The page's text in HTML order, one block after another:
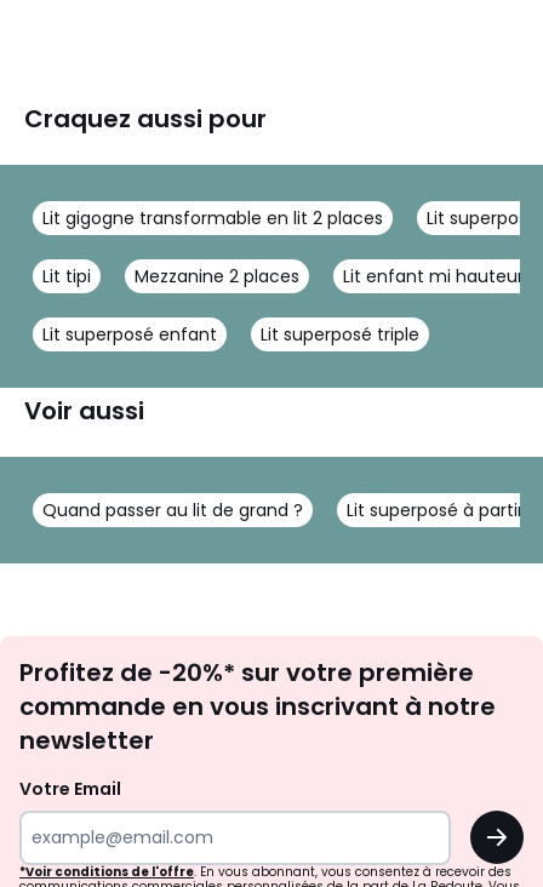
Craquez aussi pour
Lit gigogne transformable en lit 2 places Lit
Lit tipi Mezzanine 2 places Lit enfant mi hauteur
Lit superposé enfant Lit superposé triple
Voir aussi
Quand passer au lit de grand ? Lit superposé à partir
newsletter
Profitez de -20%* sur votre première
commande en vous inscrivant à notre
newsletter
Votre Email
OK
*Voir conditions de l'offre. En vous abonnant, vous consentez à recevoir des